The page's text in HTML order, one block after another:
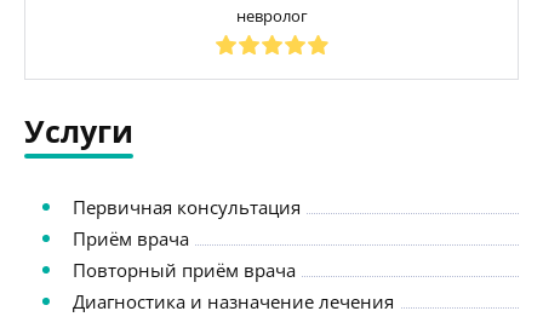
невролог
Услуги
Первичная консультация
Приём врача
Повторный приём врача
Диагностика и назначение лечения